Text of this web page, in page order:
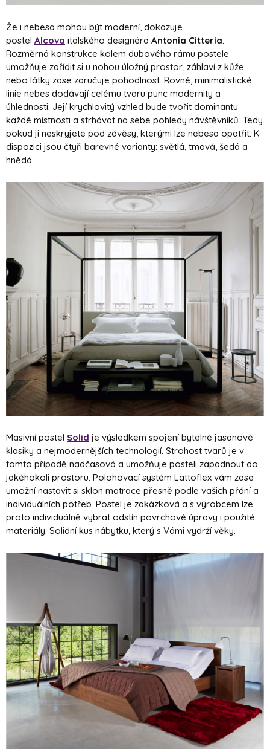
Že i nebesa mohou být moderní, dokazuje
postel Alcova italského designéra Antonia Citteria.
Rozměrná konstrukce kolem dubového rámu postele
umožňuje zařídit si u nohou úložný prostor, záhlaví z kůže
nebo látky zase zaručuje pohodlnost. Rovné, minimalistické
linie nebes dodávají celému tvaru punc modernity a
úhlednosti. Její krychlovitý vzhled bude tvořit dominantu
každé místnosti a strhávat na sebe pohledy návštěvníků. Tedy
pokud ji neskryjete pod závěsy, kterými lze nebesa opatřit. K
dispozici jsou čtyři barevné varianty: světlá, tmavá, šedá a
hnědá.
Masivní postel Solid je výsledkem spojení bytelné jasanové
klasiky a nejmodernějších technologií. Strohost tvarů je v
tomto případě nadčasová a umožňuje posteli zapadnout do
jakéhokoli prostoru. Polohovací systém Lattoflex vám zase
umožní nastavit si sklon matrace přesně podle vašich přání a
individuálních potřeb. Postel je zakázková a s výrobcem lze
proto individuálně vybrat odstín povrchové úpravy i použité
materiály. Solidní kus nábytku, který s Vámi vydrží věky.